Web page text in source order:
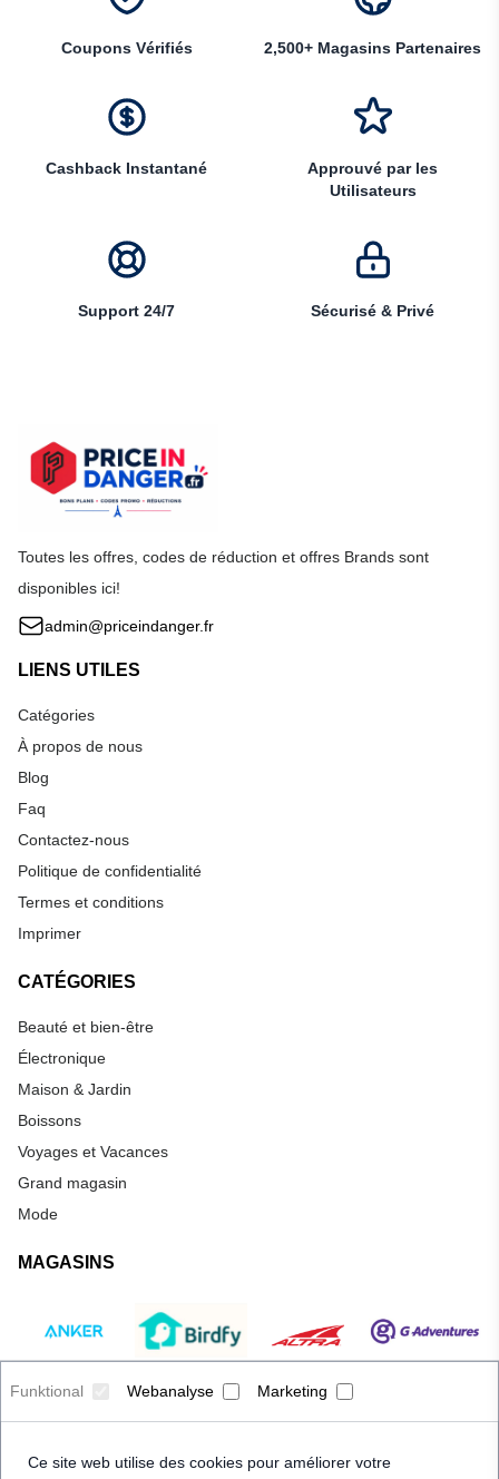
Coupons Vérifiés 2,500+ Magasins Partenaires
Cashback Instantané
Approuvé par les
Utilisateurs
Support 24/7 Sécurisé & Privé
Funktional Webanalyse Marketing
Ce site web utilise des cookies pour améliorer votre
Toutes les offres, codes de réduction et offres Brands sont
disponibles ici!
admin@priceindanger.fr
LIENS UTILES
Catégories
À propos de nous
Blog
Faq
Contactez-nous
Politique de confidentialité
Termes et conditions
Imprimer
CATÉGORIES
Beauté et bien-être
Électronique
Maison & Jardin
Boissons
Voyages et Vacances
Grand magasin
Mode
MAGASINS